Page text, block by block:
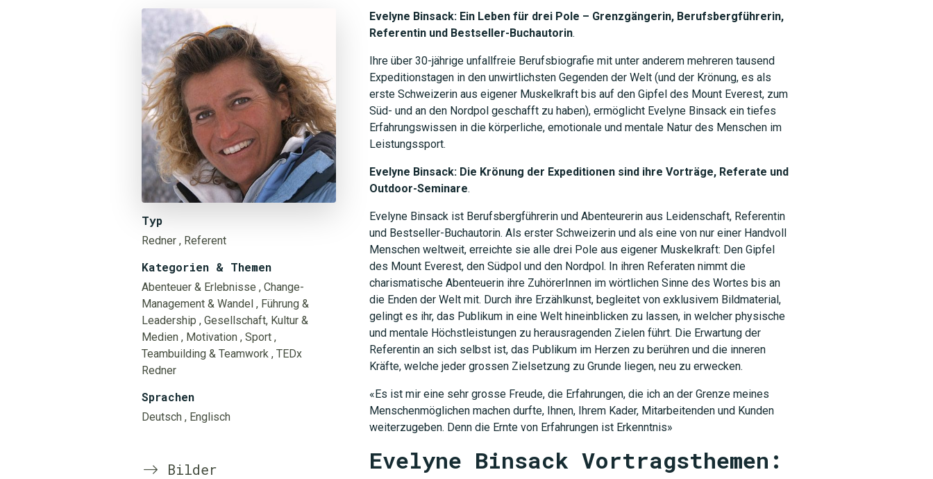
Typ
Redner , Referent
Kategorien & Themen
Abenteuer & Erlebnisse , Change-
Management & Wandel , Führung &
Leadership , Gesellschaft, Kultur &
Medien , Motivation , Sport ,
Teambuilding & Teamwork , TEDx
Redner
Sprachen
Deutsch , Englisch
Bilder
Evelyne Binsack: Ein Leben für drei Pole – Grenzgängerin, Berufsbergführerin,
Referentin und Bestseller-Buchautorin.
Ihre über 30-jährige unfallfreie Berufsbiografie mit unter anderem mehreren tausend
Expeditionstagen in den unwirtlichsten Gegenden der Welt (und der Krönung, es als
erste Schweizerin aus eigener Muskelkraft bis auf den Gipfel des Mount Everest, zum
Süd- und an den Nordpol geschafft zu haben), ermöglicht Evelyne Binsack ein tiefes
Erfahrungswissen in die körperliche, emotionale und mentale Natur des Menschen im
Leistungssport.
Evelyne Binsack: Die Krönung der Expeditionen sind ihre Vorträge, Referate und
Outdoor-Seminare.
Evelyne Binsack ist Berufsbergführerin und Abenteurerin aus Leidenschaft, Referentin
und Bestseller-Buchautorin. Als erster Schweizerin und als eine von nur einer Handvoll
Menschen weltweit, erreichte sie alle drei Pole aus eigener Muskelkraft: Den Gipfel
des Mount Everest, den Südpol und den Nordpol. In ihren Referaten nimmt die
charismatische Abenteuerin ihre ZuhörerInnen im wörtlichen Sinne des Wortes bis an
die Enden der Welt mit. Durch ihre Erzählkunst, begleitet von exklusivem Bildmaterial,
gelingt es ihr, das Publikum in eine Welt hineinblicken zu lassen, in welcher physische
und mentale Höchstleistungen zu herausragenden Zielen führt. Die Erwartung der
Referentin an sich selbst ist, das Publikum im Herzen zu berühren und die inneren
Kräfte, welche jeder grossen Zielsetzung zu Grunde liegen, neu zu erwecken.
«Es ist mir eine sehr grosse Freude, die Erfahrungen, die ich an der Grenze meines
Menschenmöglichen machen durfte, Ihnen, Ihrem Kader, Mitarbeitenden und Kunden
weiterzugeben. Denn die Ernte von Erfahrungen ist Erkenntnis»
Evelyne Binsack Vortragsthemen: